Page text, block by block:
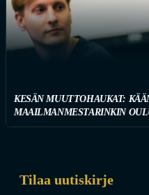
KESÄN MUUTTOHAUKAT:
MAAILMANMESTARINKIN
Tilaa uutiskirje